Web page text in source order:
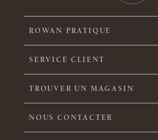
ROWAN PRATIQUE
SERVICE CLIENT
TROUVER UN MAGASIN
NOUS CONTACTER